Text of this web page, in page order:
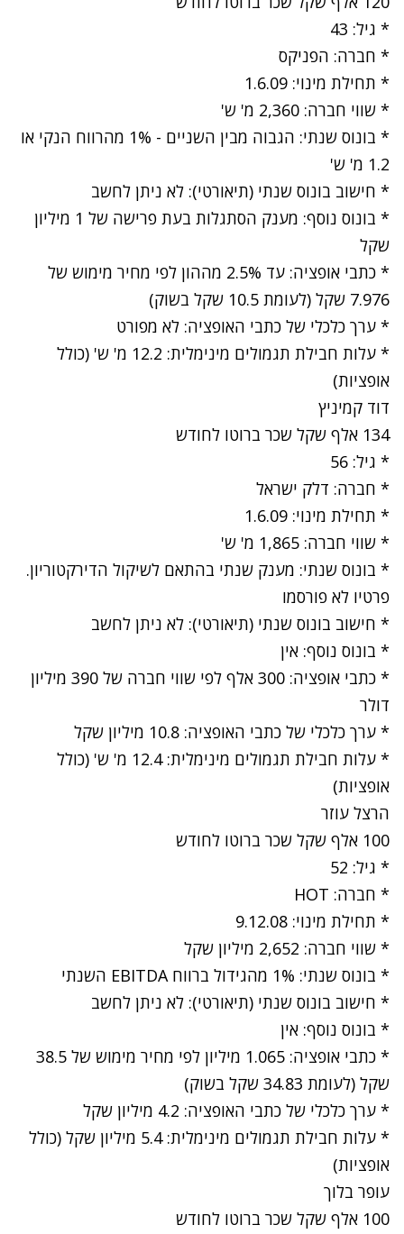
* גיל: 43
* חברה: הפניקס
* תחילת מינוי: 1.6.09
* שווי חברה: 2,360 מ' ש'
* בונוס שנתי: הגבוה מבין השניים - 1% מהרווח הנקי או
1.2 מ' ש'
* חישוב בונוס שנתי (תיאורטי): לא ניתן לחשב
* בונוס נוסף: מענק הסתגלות בעת פרישה של 1 מיליון
שקל
* כתבי אופציה: עד 2.5% מההון לפי מחיר מימוש של
7.976 שקל (לעומת 10.5 שקל בשוק)
* ערך כלכלי של כתבי האופציה: לא מפורט
* עלות חבילת תגמולים מינימלית: 12.2 מ' ש' (כולל
אופציות)
דוד קמיניץ
134 אלף שקל שכר ברוטו לחודש
* גיל: 56
* חברה: דלק ישראל
* תחילת מינוי: 1.6.09
* שווי חברה: 1,865 מ' ש'
* בונוס שנתי: מענק שנתי בהתאם לשיקול הדירקטוריון.
פרטיו לא פורסמו
* חישוב בונוס שנתי (תיאורטי): לא ניתן לחשב
* בונוס נוסף: אין
* כתבי אופציה: 300 אלף לפי שווי חברה של 390 מיליון
דולר
* ערך כלכלי של כתבי האופציה: 10.8 מיליון שקל
* עלות חבילת תגמולים מינימלית: 12.4 מ' ש' (כולל
אופציות)
הרצל עוזר
100 אלף שקל שכר ברוטו לחודש
* גיל: 52
* חברה: HOT
* תחילת מינוי: 9.12.08
* שווי חברה: 2,652 מיליון שקל
* בונוס שנתי: 1% מהגידול ברווח EBITDA השנתי
* חישוב בונוס שנתי (תיאורטי): לא ניתן לחשב
* בונוס נוסף: אין
* כתבי אופציה: 1.065 מיליון לפי מחיר מימוש של 38.5
שקל (לעומת 34.83 שקל בשוק)
* ערך כלכלי של כתבי האופציה: 4.2 מיליון שקל
* עלות חבילת תגמולים מינימלית: 5.4 מיליון שקל (כולל
אופציות)
עופר בלוך
100 אלף שקל שכר ברוטו לחודש